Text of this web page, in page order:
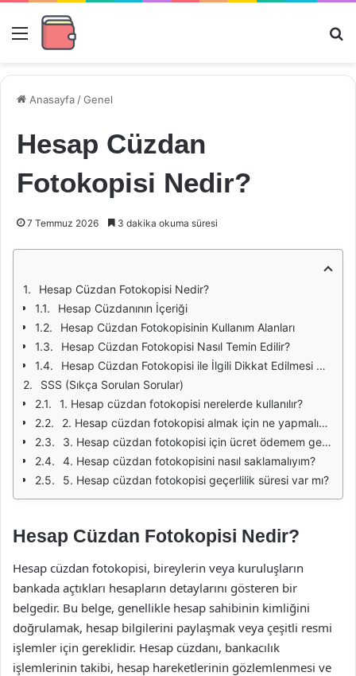
Menü
Anasayfa /Genel
Hesap Cüzdan
Fotokopisi Nedir?
7 Temmuz 2026 3 dakika okuma süresi
Hesap Cüzdan Fotokopisi Nedir?
Hesap Cüzdanının İçeriği
Hesap Cüzdan Fotokopisinin Kullanım Alanları
Hesap Cüzdan Fotokopisi Nasıl Temin Edilir?
Hesap Cüzdan Fotokopisi ile İlgili Dikkat Edilmesi Gerekenler
SSS (Sıkça Sorulan Sorular)
1. Hesap cüzdan fotokopisi nerelerde kullanılır?
2. Hesap cüzdan fotokopisi almak için ne yapmalıyım?
3. Hesap cüzdan fotokopisi için ücret ödemem gerekir mi?
4. Hesap cüzdan fotokopisini nasıl saklamalıyım?
5. Hesap cüzdan fotokopisi geçerlilik süresi var mı?
Hesap Cüzdan Fotokopisi Nedir?
Hesap cüzdan fotokopisi, bireylerin veya kuruluşların
bankada açtıkları hesapların detaylarını gösteren bir
belgedir. Bu belge, genellikle hesap sahibinin kimliğini
doğrulamak, hesap bilgilerini paylaşmak veya çeşitli resmi
işlemler için gereklidir. Hesap cüzdanı, bankacılık
işlemlerinin takibi, hesap hareketlerinin gözlemlenmesi ve